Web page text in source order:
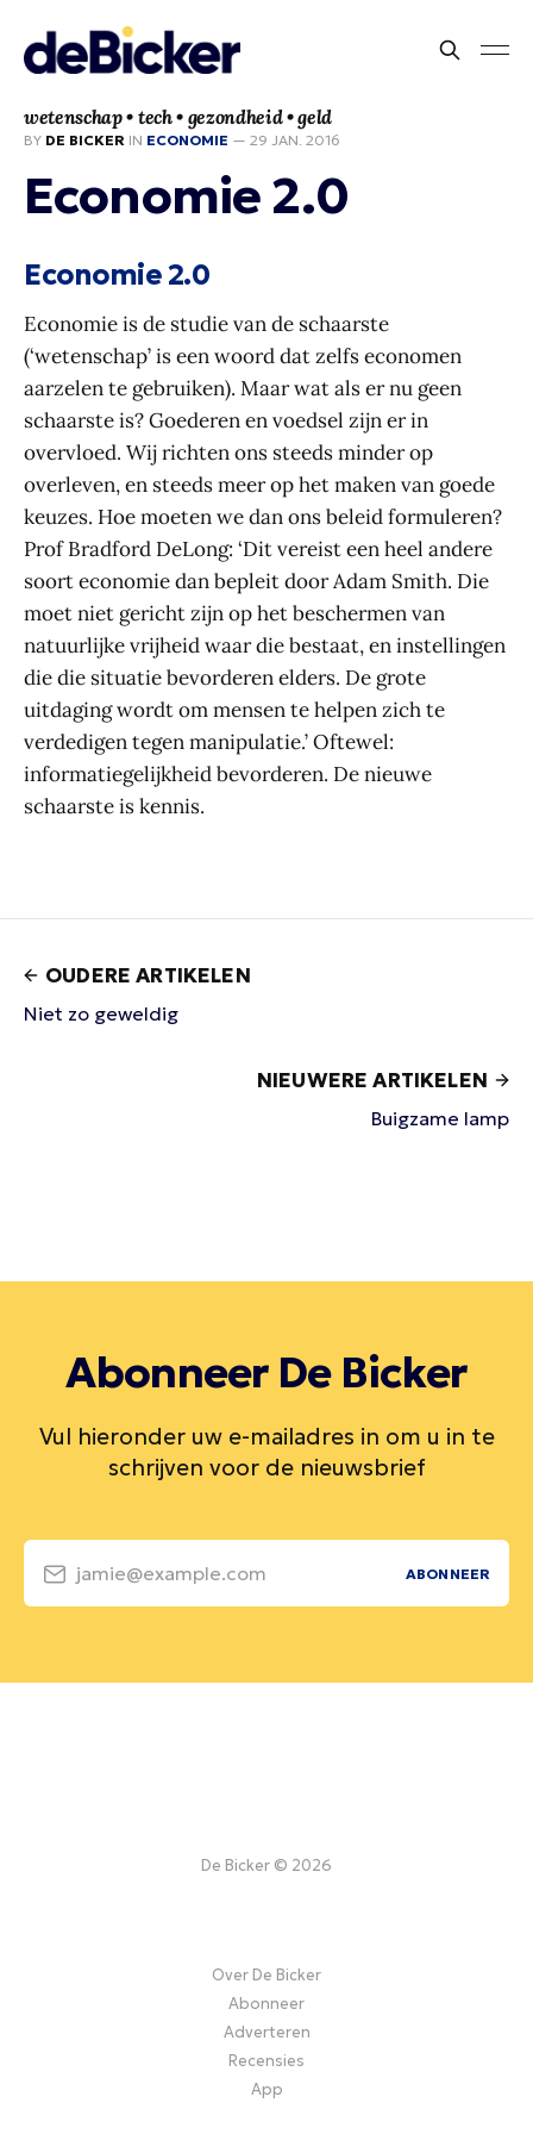
wetenschap • tech • gezondheid • geld
BY DE BICKER IN ECONOMIE — 29 JAN. 2016
Economie 2.0
Economie 2.0
Economie is de studie van de schaarste
(‘wetenschap’ is een woord dat zelfs economen
aarzelen te gebruiken). Maar wat als er nu geen
schaarste is? Goederen en voedsel zijn er in
overvloed. Wij richten ons steeds minder op
overleven, en steeds meer op het maken van goede
keuzes. Hoe moeten we dan ons beleid formuleren?
Prof Bradford DeLong: ‘Dit vereist een heel andere
soort economie dan bepleit door Adam Smith. Die
moet niet gericht zijn op het beschermen van
natuurlijke vrijheid waar die bestaat, en instellingen
die die situatie bevorderen elders. De grote
uitdaging wordt om mensen te helpen zich te
verdedigen tegen manipulatie.’ Oftewel:
informatiegelijkheid bevorderen. De nieuwe
schaarste is kennis.
OUDERE ARTIKELEN
Niet zo geweldig
NIEUWERE ARTIKELEN
Buigzame lamp
Abonneer De Bicker
Vul hieronder uw e-mailadres in om u in te
schrijven voor de nieuwsbrief
jamie@example.com ABONNEER
De Bicker © 2026
Over De Bicker
Abonneer
Adverteren
Recensies
App